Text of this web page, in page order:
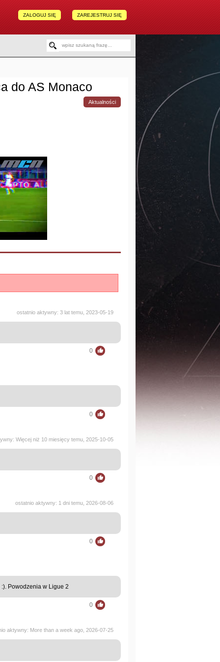
ZAREJESTRUJ SIĘ
ZALOGUJ SIĘ
do AS Monaco
Aktualności
ostatnio aktywny: 3 lat temu, 2023-05-19
0
0
Więcej niż 10 miesięcy temu, 2025-10-05
0
ostatnio aktywny: 1 dni temu, 2026-08-06
0
Powodzenia w Ligue 2
0
aktywny: More than a week ago, 2026-07-25